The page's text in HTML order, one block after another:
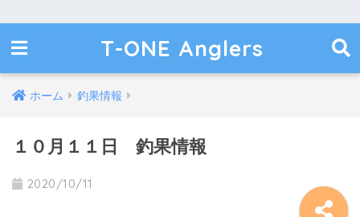
T-ONE Anglers
ホーム 釣果情報
１０月１１日 釣果情報
2020/10/11